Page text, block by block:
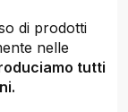
di prodotti
nelle
tutti